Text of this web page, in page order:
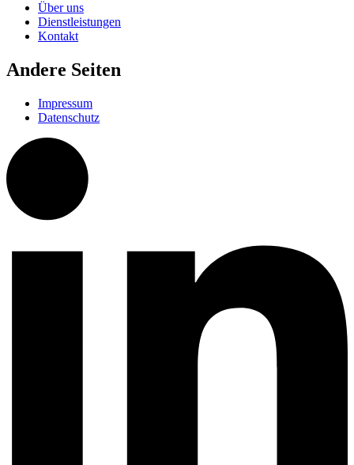
Über uns
Dienstleistungen
Kontakt
Andere Seiten
Impressum
Datenschutz